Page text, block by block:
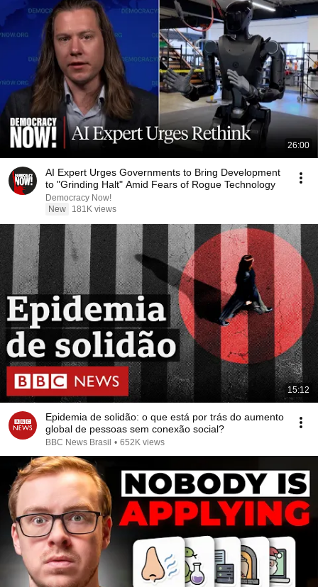
26:00
AI Expert Urges Governments to Bring Development
to "Grinding Halt" Amid Fears of Rogue Technology
Democracy Now!
New
181K views
15:12
Epidemia de solidão: o que está por trás do aumento
global de pessoas sem conexão social?
BBC News Brasil • 652K views